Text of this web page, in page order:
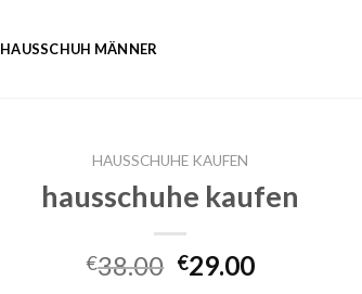
HAUSSCHUH MÄNNER
HAUSSCHUHE KAUFEN
hausschuhe kaufen
€38.00 €29.00